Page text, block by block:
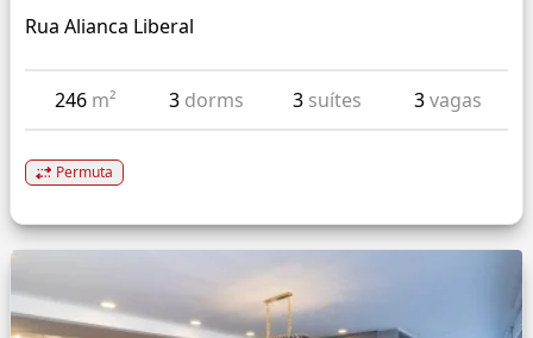
Rua Alianca Liberal
246 m² 3 dorms 3 suítes 3vagas
Permuta